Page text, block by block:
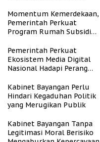
Momentum Kemerdekaan,
Pemerintah Perkuat
Program Rumah Subsidi
Berpenghasilan Rendah
Pemerintah Perkuat
Ekosistem Media Digital
Nasional Hadapi Perang
Kabinet Bayangan Perlu
Hindari Kegaduhan Politik
yang Merugikan Publik
Kabinet Bayangan Tanpa
Legitimasi Moral Berisiko